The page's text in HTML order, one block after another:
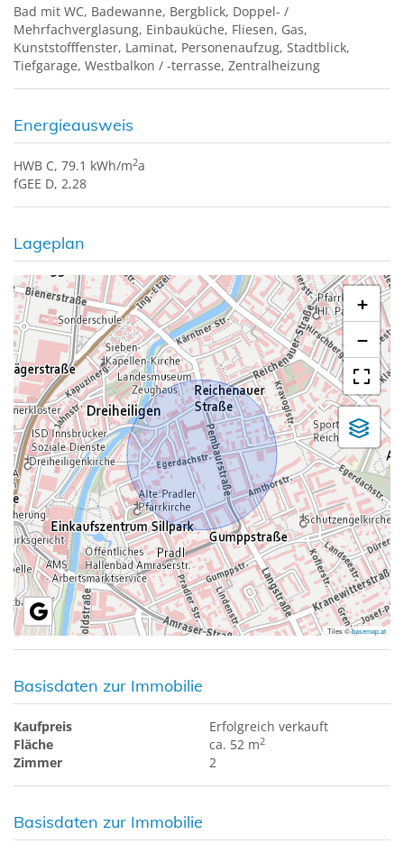
Bad mit WC Badewanne Bergblick Doppel- /
Mehrfachverglasung Einbauküche Fliesen Gas
Kunststofffenster Laminat Personenaufzug Stadtblick
Tiefgarage Westbalkon / -terrasse Zentralheizung
Energieausweis
HWB C, 79.1 kWh/m2a
fGEE D, 2,28
Lageplan
+
−
Tiles ©basemap.at
Basisdaten zur Immobilie
Kaufpreis
Erfolgreich verkauft
Fläche
ca. 52 m2
Zimmer 2
Basisdaten zur Immobilie